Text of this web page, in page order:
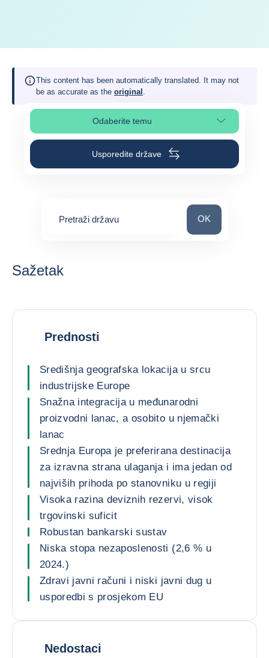
This content has been automatically translated. It may not
be as accurate as the original .
Odaberite temuOdaberite odjeljak na stranici
Usporedite države
Pretraži državu Pretraži državu
OK
Sažetak
Prednosti
Središnja geografska lokacija u srcu
industrijske Europe
Snažna integracija u međunarodni
proizvodni lanac, a osobito u njemački
lanac
Srednja Europa je preferirana destinacija
za izravna strana ulaganja i ima jedan od
najviših prihoda po stanovniku u regiji
Visoka razina deviznih rezervi, visok
trgovinski suficit
Robustan bankarski sustav
Niska stopa nezaposlenosti (2,6 % u
2024.)
Zdravi javni računi i niski javni dug u
usporedbi s prosjekom EU
Nedostaci